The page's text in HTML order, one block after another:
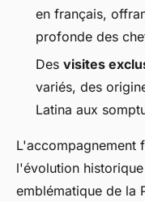
en français,
profonde des
Des visites
variés, des
Latina aux
L'accompagnement
l'évolution
emblématique de la